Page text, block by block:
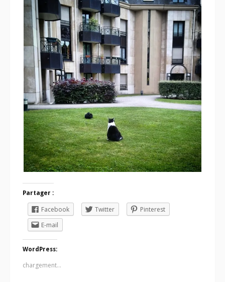
Partager :
Facebook Twitter
Pinterest
E-mail
WordPress:
chargement…